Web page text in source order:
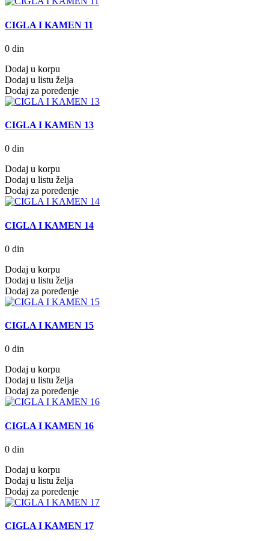
CIGLA I KAMEN 11
0 din
Dodaj u korpu
Dodaj u listu želja
Dodaj za poređenje
CIGLA I KAMEN 13
0 din
Dodaj u korpu
Dodaj u listu želja
Dodaj za poređenje
CIGLA I KAMEN 14
0 din
Dodaj u korpu
Dodaj u listu želja
Dodaj za poređenje
CIGLA I KAMEN 15
0 din
Dodaj u korpu
Dodaj u listu želja
Dodaj za poređenje
CIGLA I KAMEN 16
0 din
Dodaj u korpu
Dodaj u listu želja
Dodaj za poređenje
CIGLA I KAMEN 17